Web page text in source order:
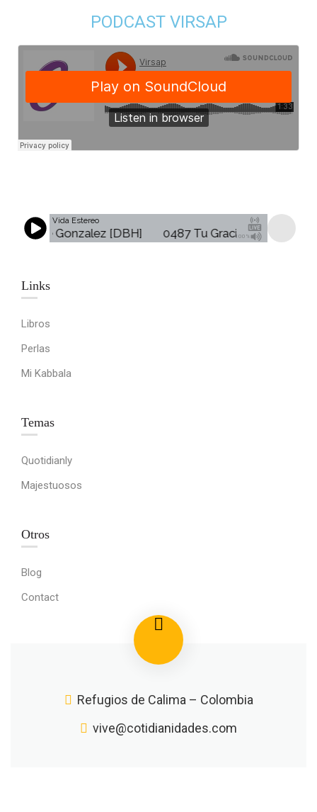
PODCAST VIRSAP
100%
Vida Estereo
- Rene Gonzalez [DBH] 0487 Tu Gracia - Rene
Links​
Libros
Perlas
Mi Kabbala
Temas
Quotidianly
Majestuosos
Otros
Blog
Contact
Refugios de Calima – Colombia
vive@cotidianidades.com